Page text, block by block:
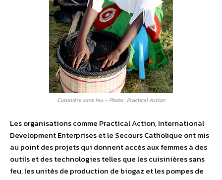
Cuisinière sans feu – Photo : Practical Action
Les organisations comme Practical Action, International
Development Enterprises et le Secours Catholique ont mis
au point des projets qui donnent accès aux femmes à des
outils et des technologies telles que les cuisinières sans
feu, les unités de production de biogaz et les pompes de